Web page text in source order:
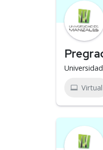
Virtual